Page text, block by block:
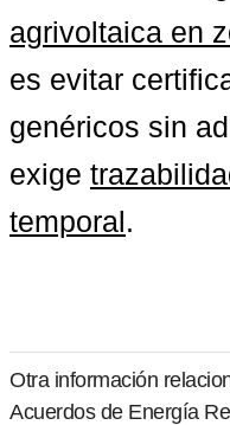
agrivoltaica en
es evitar
genéricos sin
exige
temporal.
Otra información
Acuerdos de Energía